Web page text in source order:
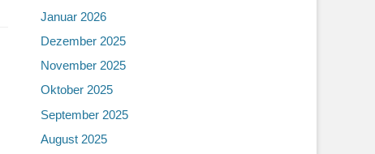
Januar 2026
Dezember 2025
November 2025
Oktober 2025
September 2025
August 2025